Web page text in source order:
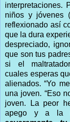
interpretaciones.
niños y jóvenes
reflexionado así
que la dura
despreciado,
que son tus
si el
cuales esperas
alienados. “Yo
una joven. “Eso
joven. La peor
apego y a la